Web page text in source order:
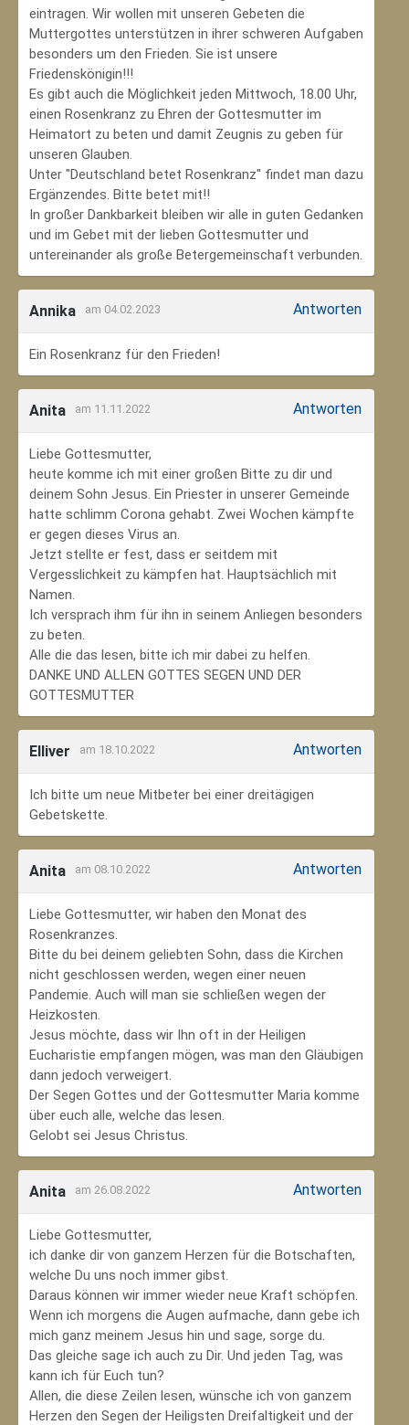
eintragen. Wir wollen mit unseren Gebeten die
Muttergottes unterstützen in ihrer schweren Aufgaben
besonders um den Frieden. Sie ist unsere
Friedenskönigin!!!
Es gibt auch die Möglichkeit jeden Mittwoch, 18.00 Uhr,
einen Rosenkranz zu Ehren der Gottesmutter im
Heimatort zu beten und damit Zeugnis zu geben für
unseren Glauben.
Unter "Deutschland betet Rosenkranz" findet man dazu
Ergänzendes. Bitte betet mit!!
In großer Dankbarkeit bleiben wir alle in guten Gedanken
und im Gebet mit der lieben Gottesmutter und
untereinander als große Betergemeinschaft verbunden.
Annika am 04.02.2023 Antworten
Ein Rosenkranz für den Frieden!
Anita am 11.11.2022 Antworten
Liebe Gottesmutter,
heute komme ich mit einer großen Bitte zu dir und
deinem Sohn Jesus. Ein Priester in unserer Gemeinde
hatte schlimm Corona gehabt. Zwei Wochen kämpfte
er gegen dieses Virus an.
Jetzt stellte er fest, dass er seitdem mit
Vergesslichkeit zu kämpfen hat. Hauptsächlich mit
Namen.
Ich versprach ihm für ihn in seinem Anliegen besonders
zu beten.
Alle die das lesen, bitte ich mir dabei zu helfen.
DANKE UND ALLEN GOTTES SEGEN UND DER
GOTTESMUTTER
Elliver am 18.10.2022 Antworten
Ich bitte um neue Mitbeter bei einer dreitägigen
Gebetskette.
Anita am 08.10.2022 Antworten
Liebe Gottesmutter, wir haben den Monat des
Rosenkranzes.
Bitte du bei deinem geliebten Sohn, dass die Kirchen
nicht geschlossen werden, wegen einer neuen
Pandemie. Auch will man sie schließen wegen der
Heizkosten.
Jesus möchte, dass wir Ihn oft in der Heiligen
Eucharistie empfangen mögen, was man den Gläubigen
dann jedoch verweigert.
Der Segen Gottes und der Gottesmutter Maria komme
über euch alle, welche das lesen.
Gelobt sei Jesus Christus.
Anita am 26.08.2022 Antworten
Liebe Gottesmutter,
ich danke dir von ganzem Herzen für die Botschaften,
welche Du uns noch immer gibst.
Daraus können wir immer wieder neue Kraft schöpfen.
Wenn ich morgens die Augen aufmache, dann gebe ich
mich ganz meinem Jesus hin und sage, sorge du.
Das gleiche sage ich auch zu Dir. Und jeden Tag, was
kann ich für Euch tun?
Allen, die diese Zeilen lesen, wünsche ich von ganzem
Herzen den Segen der Heiligsten Dreifaltigkeit und der